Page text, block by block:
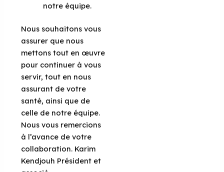
notre équipe.
Nous souhaitons vous
assurer que nous
mettons tout en œuvre
pour continuer à vous
servir, tout en nous
assurant de votre
santé, ainsi que de
celle de notre équipe.
Nous vous remercions
à l’avance de votre
collaboration. Karim
Kendjouh Président et